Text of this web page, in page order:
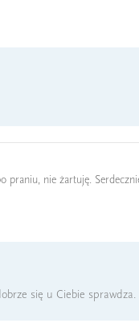
praniu, nie żartuję.
się u Ciebie sprawdza.